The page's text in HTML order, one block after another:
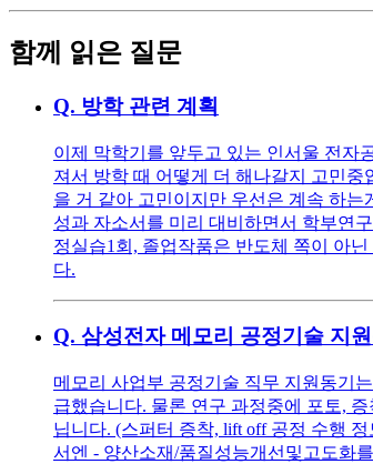
함께 읽은 질문
Q. 방학 관련 계획
이제 막학기를 앞두고 있는 인서울 전자
져서 방학 때 어떻게 더 해나갈지 고민
을 거 같아 고민이지만 우선은 계속 하
성과 자소서를 미리 대비하면서 학부연
정실습1회, 졸업작품은 반도체 쪽이 아
다.
Q. 삼성전자 메모리 공정기술 지
메모리 사업부 공정기술 직무 지원동기
급했습니다. 물론 연구 과정중에 포토,
닙니다. (스퍼터 증착, lift off 공정 수행
서엔 - 양산소재/품질성능개선및고도화